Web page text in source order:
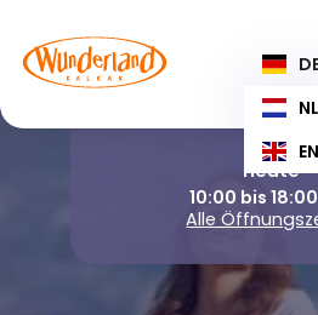
NL
EN
Heute
10:00 bis
Alle
Tickets reservieren